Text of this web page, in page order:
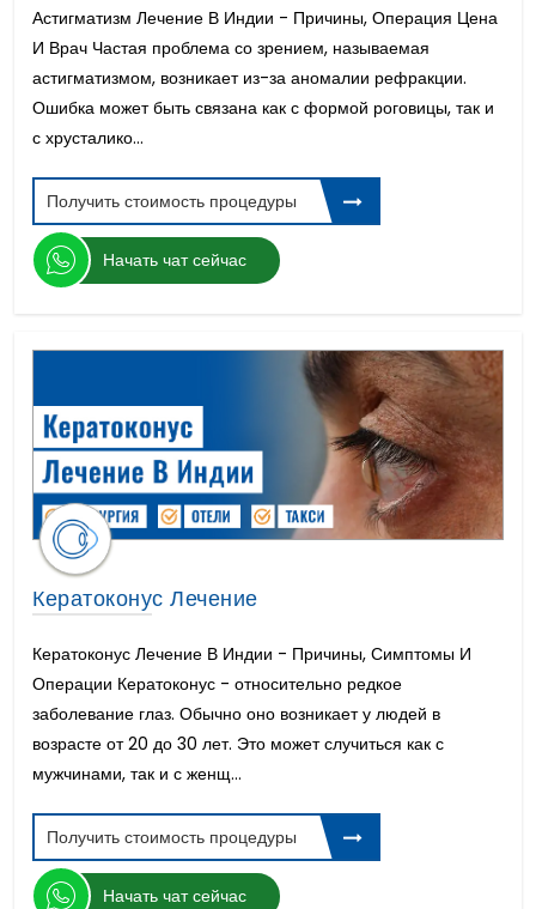
Астигматизм Лечение В Индии - Причины, Операция Цена
И Врач Частая проблема со зрением, называемая
астигматизмом, возникает из-за аномалии рефракции.
Ошибка может быть связана как с формой роговицы, так и
с хрусталико...
Получить стоимость процедуры
Начать чат сейчас
Кератоконус Лечение
Кератоконус Лечение В Индии - Причины, Симптомы И
Операции Кератоконус - относительно редкое
заболевание глаз. Обычно оно возникает у людей в
возрасте от 20 до 30 лет. Это может случиться как с
мужчинами, так и с женщ...
Получить стоимость процедуры
Начать чат сейчас